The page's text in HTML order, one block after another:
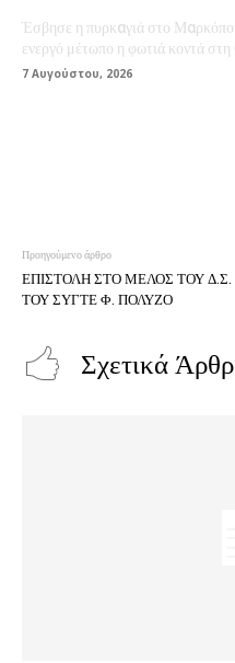
Έσβησε η πυρκαγιά στο
ενεργό μέτωπο η φωτιά κοντά
7 Αυγούστου, 2026
Προηγούμενο άρθρο
ΕΠΙΣΤΟΛΗ ΣΤΟ ΜΕΛΟΣ ΤΟΥ Δ.Σ.
ΤΟΥ ΣΥΓΤΕ Φ. ΠΟΛΥΖΟ
Σχετικά